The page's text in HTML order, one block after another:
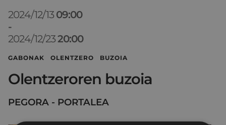
2024/12/13 09:00
-
2024/12/2320:00
GABONAK OLENTZERO BUZOIA
Olentzeroren buzoia
PEGORA - PORTALEA